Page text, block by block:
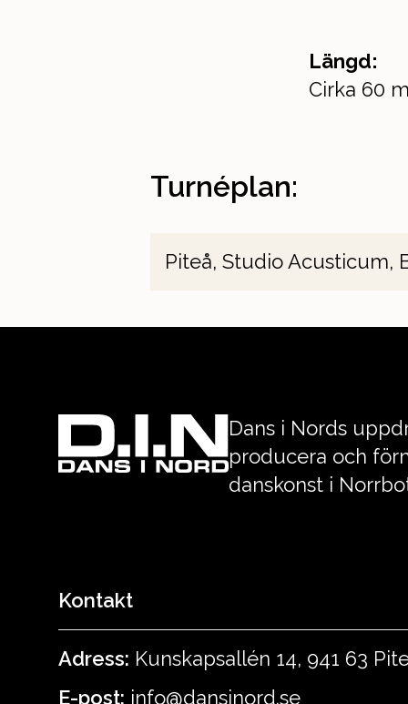
Längd:
Cirka 60
Turnéplan:
Piteå, Studio Acusticum,
Dans i Nords
producera och
danskonst i
Kontakt
Adress: Kunskapsallén 14, 941 63
E-post: info@dansinord.se